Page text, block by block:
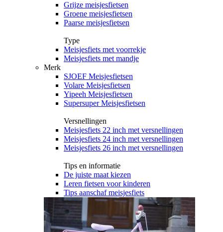
Grijze meisjesfietsen
Groene meisjesfietsen
Paarse meisjesfietsen
Type
Meisjesfiets met voorrekje
Meisjesfiets met mandje
Merk
SJOEF Meisjesfietsen
Volare Meisjesfietsen
Yipeeh Meisjesfietsen
Supersuper Meisjesfietsen
Versnellingen
Meisjesfiets 22 inch met versnellingen
Meisjesfiets 24 inch met versnellingen
Meisjesfiets 26 inch met versnellingen
Tips en informatie
De juiste maat kiezen
Leren fietsen voor kinderen
Tips aanschaf meisjesfiets